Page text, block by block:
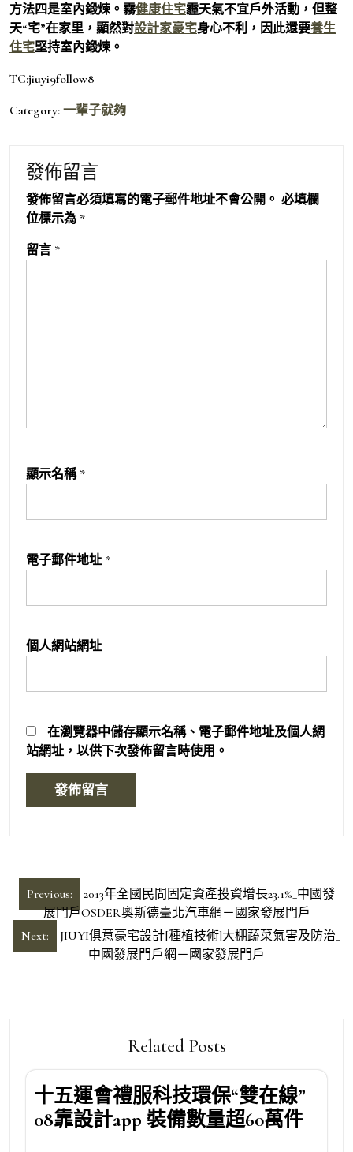
方法四是室內鍛煉。霧健康住宅霾天氣不宜戶外活動，但整
天“宅”在家里，顯然對設計家豪宅身心不利，因此還要養生
住宅堅持室內鍛煉。
TC:jiuyi9follow8
Category: 一輩子就夠
發佈留言
發佈留言必須填寫的電子郵件地址不會公開。 必填欄
位標示為 *
留言 *
顯示名稱 *
電子郵件地址 *
個人網站網址
在瀏覽器中儲存顯示名稱、電子郵件地址及個人網
站網址，以供下次發佈留言時使用。
文
章
導
Previous:
2013年全國民間固定資產投資增長23.1%_中國發
展門戶OSDER奧斯德臺北汽車網－國家發展門戶
Next:
JIUYI俱意豪宅設計[種植技術]大棚蔬菜氣害及防治_
中國發展門戶網－國家發展門戶
Related Posts
十五運會禮服科技環保“雙在線”
08靠設計app 裝備數量超60萬件